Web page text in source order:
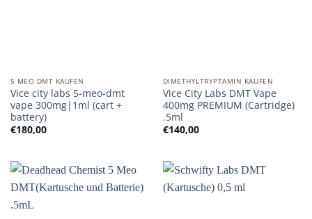
5 MEO DMT KAUFEN
Vice city labs 5-meo-dmt
vape 300mg|1ml (cart +
battery)
€180,00
DIMETHYLTRYPTAMIN KAUFEN
Vice City Labs DMT Vape
400mg PREMIUM (Cartridge)
.5ml
€140,00